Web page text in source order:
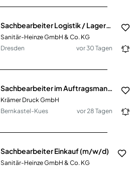
Sachbearbeiter Logistik / Lagerbüro (m/w/d)
Sanitär-Heinze GmbH & Co. KG
Dresden
vor 30 Tagen
Sachbearbeiter im Auftragsmanagement (m/w/d)
Krämer Druck GmbH
Bernkastel-Kues
vor 28 Tagen
Sachbearbeiter Einkauf (m/w/d)
Sanitär-Heinze GmbH & Co. KG